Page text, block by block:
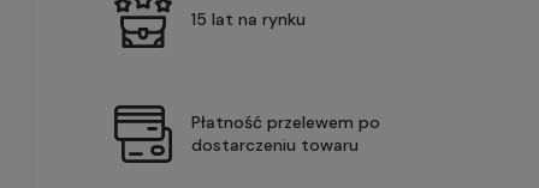
15 lat na rynku
Płatność przelewem po
dostarczeniu towaru